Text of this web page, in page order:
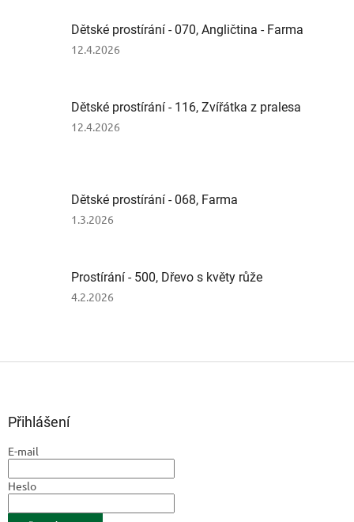
Dětské prostírání - 070, Angličtina - Farma
Hodnocení
z
5
12.4.2026
Dětské prostírání - 116, Zvířátka z pralesa
Hodnocení
5
hvězdiček.
12.4.2026
Dětské prostírání - 068, Farma
Hodnocení
z
5
1.3.2026
Prostírání - 500, Dřevo s květy růže
Hodnocení
4.2.2026
Přihlášení
E-mail
Heslo